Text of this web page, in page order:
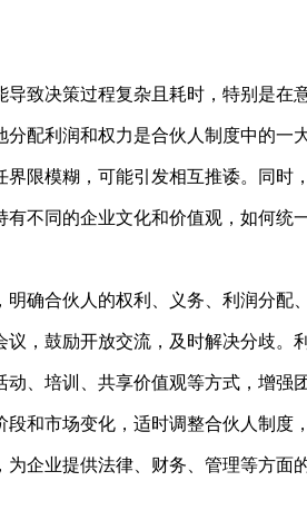
导致决策过程复杂且耗时，特别是在
分配利润和权力是合伙人制度中的一
界限模糊，可能引发相互推诿。同时
有不同的企业文化和价值观，如何统
明确合伙人的权利、义务、利润分配
议，鼓励开放交流，及时解决分歧。
动、培训、共享价值观等方式，增强
段和市场变化，适时调整合伙人制度
为企业提供法律、财务、管理等方面